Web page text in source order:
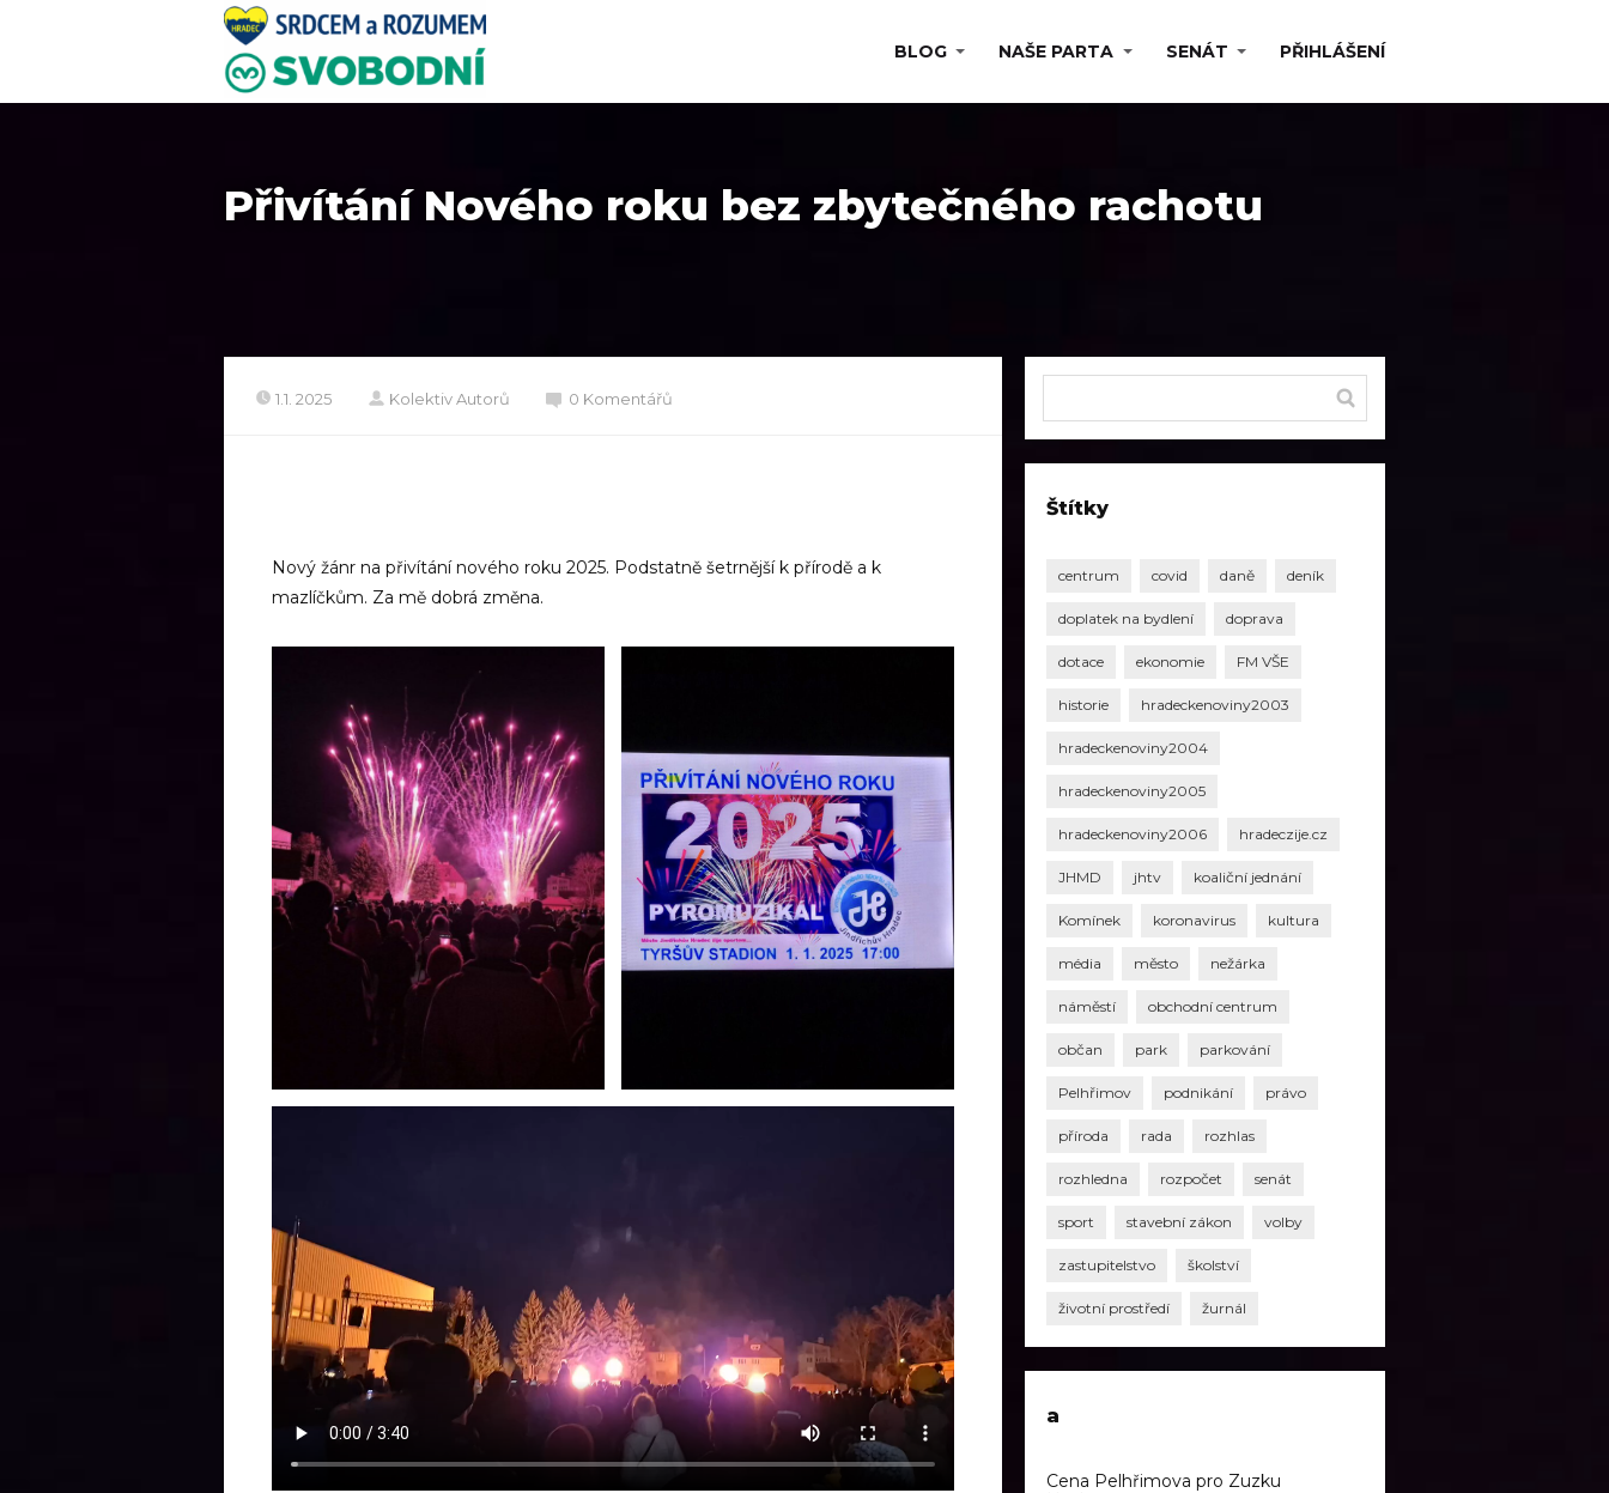
BLOG NAŠE PARTA SENÁT PŘIHLÁŠENÍ
Přivítání Nového roku bez zbytečného rachotu
1.1. 2025 Kolektiv Autorů 0 Komentářů
Nový žánr na přivítání nového roku 2025. Podstatně šetrnější k přírodě a k
mazlíčkům. Za mě dobrá změna.
Štítky
centrum covid daně deník
doplatek na bydlení doprava
dotace ekonomie FM VŠE
historie hradeckenoviny2003
hradeckenoviny2004
hradeckenoviny2005
hradeckenoviny2006 hradeczije.cz
JHMD jhtv koaliční jednání
Komínek koronavirus kultura
média město nežárka
náměstí obchodní centrum
občan park parkování
Pelhřimov podnikání právo
příroda rada rozhlas
rozhledna rozpočet senát
sport stavební zákon volby
zastupitelstvo školství
životní prostředí žurnál
a
Cena Pelhřimova pro Zuzku